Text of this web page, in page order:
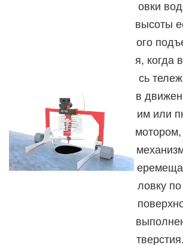
овки
высоты
ого
я, когда
сь
в
им или
ловку